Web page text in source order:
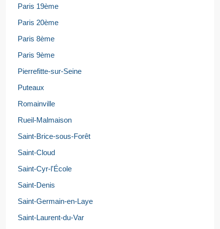
Paris 19ème
Paris 20ème
Paris 8ème
Paris 9ème
Pierrefitte-sur-Seine
Puteaux
Romainville
Rueil-Malmaison
Saint-Brice-sous-Forêt
Saint-Cloud
Saint-Cyr-l'École
Saint-Denis
Saint-Germain-en-Laye
Saint-Laurent-du-Var